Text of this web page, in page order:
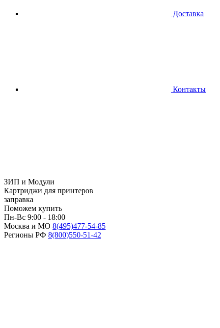
Доставка
Контакты
ЗИП и Модули
Картриджи для принтеров
заправка
Поможем купить
Пн-Вс 9:00 - 18:00
Москва и МО 8(495)477-54-85
Регионы РФ 8(800)550-51-42